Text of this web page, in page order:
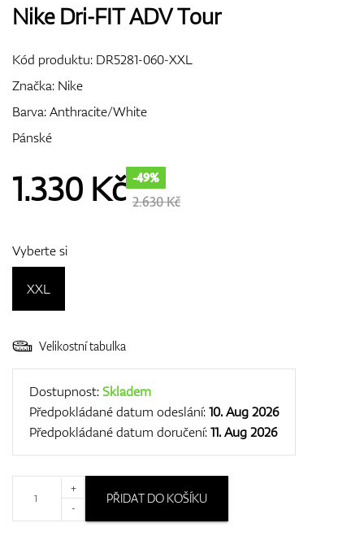
GPS/Dálkoměry
Doplňky
Nike Dri-FIT ADV Tour
Kód produktu: DR5281-060-XXL
Značka: Nike
Barva: Anthracite/White
Pánské
1.330 Kč -49%
2.630 Kč
Vyberte si
XXL
Velikostní tabulka
Dostupnost:Skladem
Předpokládané datum odeslání:10. Aug 2026
Předpokládané datum doručení:11. Aug 2026
+
-
PŘIDAT DO KOŠÍKU